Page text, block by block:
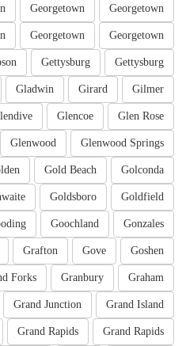
Georgetown
Georgetown
Georgetown
Georgetown
Gettysburg
Gettysburg
Gilmer
Girard
Gladwin
Glen Rose
Glencoe
Glenwood Springs
Glenwood
Golconda
Gold Beach
Goldfield
Goldsboro
Gonzales
Goochland
Goshen
Gove
Grafton
Graham
Granbury
Forks
Grand Island
Grand Junction
Grand Rapids
Grand Rapids